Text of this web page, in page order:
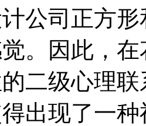
公司正方
。因此，
二级心理
出现了一